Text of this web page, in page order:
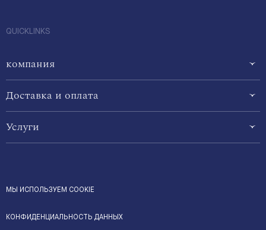
QUICKLINKS
компания
Доставка и оплата
Услуги
МЫ ИСПОЛЬЗУЕМ COOKIE
КОНФИДЕНЦИАЛЬНОСТЬ ДАННЫХ